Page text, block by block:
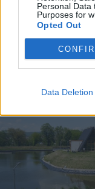
Personal Data
Purposes for
Opted Out
Data Deletion